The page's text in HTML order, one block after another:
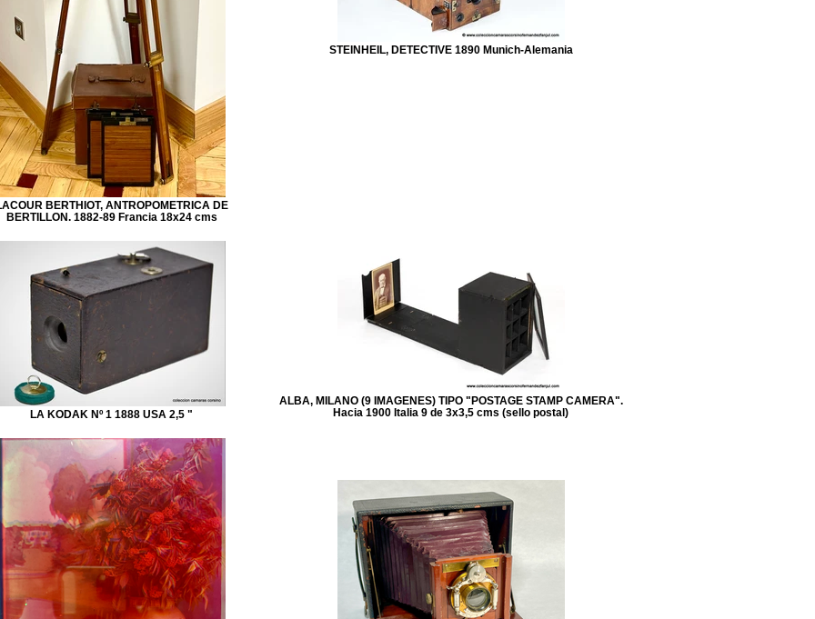
BERTHIOT, ANTROPOMETRICA DE
BERTILLON. 1882-89 Francia 18x24 cms
STEINHEIL, DETECTIVE 1890 Munich-Alemania
LA KODAK Nº 1 1888 USA 2,5 "
ALBA, MILANO (9 IMAGENES) TIPO "POSTAGE STAMP CAMERA".
Hacia 1900 Italia 9 de 3x3,5 cms (sello postal)